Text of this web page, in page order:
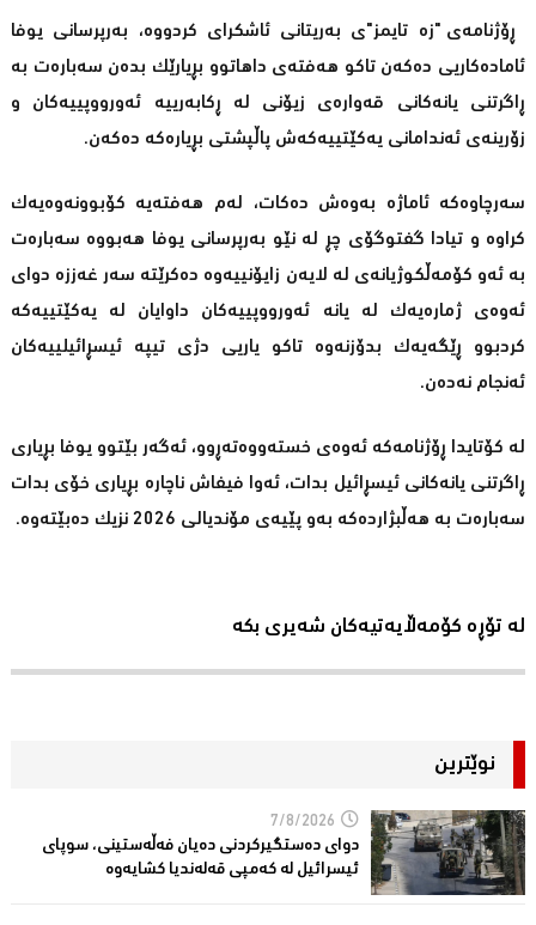
ڕۆژنامەی "زە تایمز"ی بەریتانی ئاشکرای کردووە، بەرپرسانی یوفا
ئامادەکاریی دەکەن تاکو هەفتەی داهاتوو بڕیارێک بدەن سەبارەت بە
ڕاگرتنی یانەکانی قەوارەی زیۆنی لە ڕکابەرییە ئەورووپییەکان و
زۆرینەی ئەندامانی یەکێتییەکەش پاڵپشتی بڕیارەکە دەکەن.
سەرچاوەکە ئاماژە بەوەش دەکات، لەم هەفتەیە کۆبوونەوەیەک
کراوە و تیادا گفتوگۆی چڕ لە نێو بەرپرسانی یوفا هەبووە سەبارەت
بە ئەو کۆمەڵکوژیانەی لە لایەن زایۆنییەوە دەکرێتە سەر غەززە دوای
ئەوەی ژمارەیەک لە یانە ئەورووپییەکان داوایان لە یەکێتییەکە
کردبوو ڕێگەیەک بدۆزنەوە تاکو یاریی دژی تیپە ئیسڕائیلییەکان
ئەنجام نەدەن.
لە کۆتایدا ڕۆژنامەکە ئەوەی خستەووەتەڕوو، ئەگەر بێتوو یوفا بڕیاری
ڕاگرتنی یانەکانی ئیسڕائیل بدات، ئەوا فیفاش ناچارە بڕیاری خۆی بدات
سەبارەت بە هەڵبژاردەکە بەو پێیەی مۆندیالی 2026 نزیک دەبێتەوە.
لە تۆڕە کۆمەڵایەتیەکان شەیری بکە
نوێترین
7/8/2026
دوای دەستگیركردنی دەیان فەڵەستینی، سوپای
ئیسرائیل لە كەمپی قەلەندیا كشایەوە